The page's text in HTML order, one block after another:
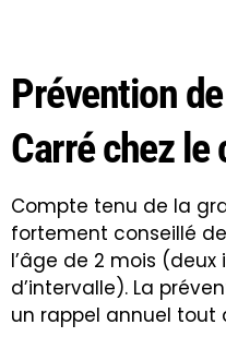
Prévention
Carré chez le
Compte tenu de la
fortement conseillé
l’âge de 2 mois (deux
d’intervalle). La
un rappel annuel tout